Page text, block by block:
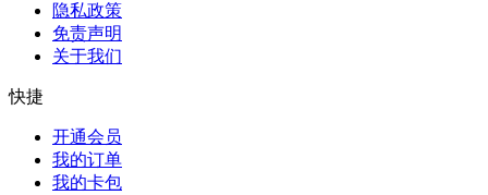
隐私政策
免责声明
关于我们
快捷
开通会员
我的订单
我的卡包